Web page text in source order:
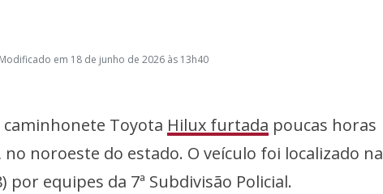
em 18 de junho de 2026 às 13h40
Toyota Hilux furtada poucas horas
noroeste do estado. O veículo foi localizado na
equipes da 7ª Subdivisão Policial.